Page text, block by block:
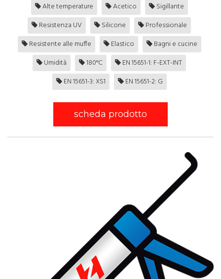
Alte temperature Acetico
Sigillante
Resistenza UV
Silicone
Professionale
Resistente alle muffe
Elastico
Bagni e cucine
Umidità
180°C
EN 15651-1: F-EXT-INT
EN 15651-3: XS1
EN 15651-2: G
scheda prodotto